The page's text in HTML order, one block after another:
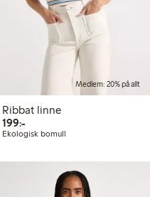
Medlem: 20% på allt
Ribbat linne
199:-199,00 kr
Ekologisk bomull